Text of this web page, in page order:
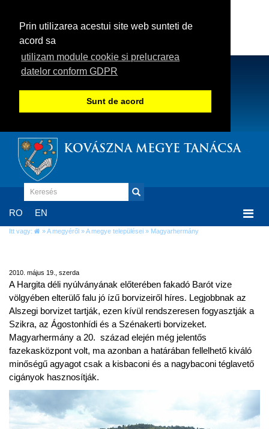
Prin utilizarea acestui site web sunteti de
acord sa
utilizam module cookie si prelucrarea
datelor conform GDPR
Sunt de acord
KOVÁSZNA MEGYE TANÁCSA
RO EN
Itt vagy: »A megyéről »A megye települései » Magyarhermány
2010. május 19., szerda
A Hargita déli nyúlványának előterében fakadó Barót vize
völgyében elterülő falu jó ízű borvizeiről híres. Legjobbnak az
Alszegi borvizet tartják, ezen kívül rendszeresen fogyasztják a
Szikra, az Ágostonhídi és a Szénakerti borvizeket.
Magyarhermány a 20. század elején még jelentős
fazekasközpont volt, ma azonban a határában fellelhető kiváló
minőségű agyagot csak a kisbaconi és a nagybaconi téglavető
cigányok hasznosítják.